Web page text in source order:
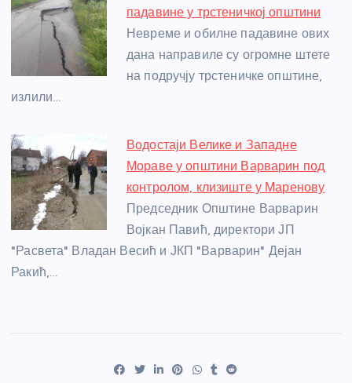
падавине у трстеничкој општини
Невреме и обилне падавине ових
дана направиле су огромне штете
на подручју трстеничке општине,
излили…
Водостаји Велике и Западне
Мораве у општини Варварин под
контролом, клизиште у Маренову
Председник Општине Варварин
Војкан Павић, директори ЈП
"Расвета" Владан Весић и ЈКП "Варварин" Дејан
Ракић,…